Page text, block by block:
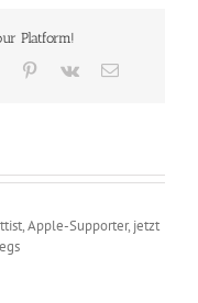
Platform!
Tumblr Pinterest
Vk
E-
Apple-Supporter, jetzt